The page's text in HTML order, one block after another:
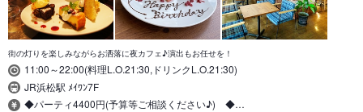
街の灯りを楽しみながらお洒落に夜カフェ♪演出もお任せを！
11:00～22:00(料理L.O.21:30,ドリンクL.O.21:30)
JR浜松駅 ﾒｲﾜﾝ7F
◆パーティ4400円(予算等ご相談ください♪) ◆…